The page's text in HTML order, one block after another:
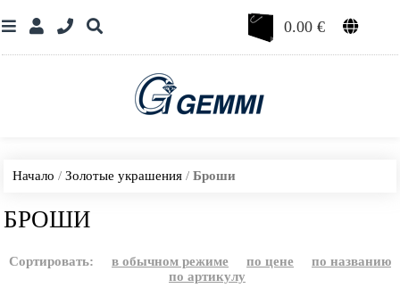
0.00€
Начало /Золотые украшения /Броши
БРОШИ
Сортировать: в обычном режиме по цене
по названию
по артикулу